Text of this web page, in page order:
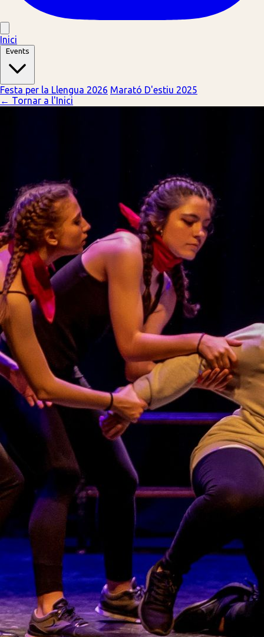
Inici
Events
Festa per la Llengua 2026 Marató D'estiu 2025
← Tornar a l'Inici